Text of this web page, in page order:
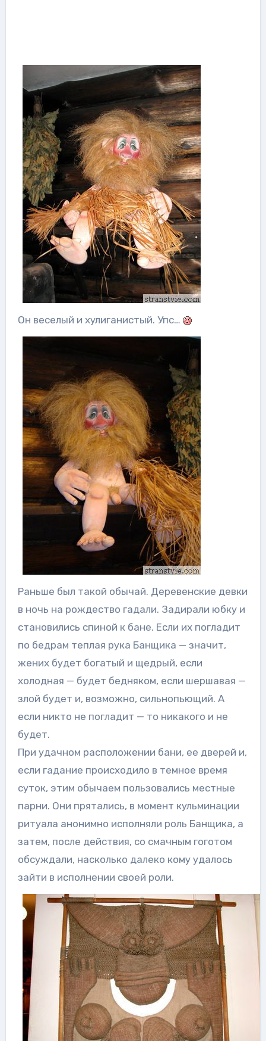
Он веселый и хулиганистый. Упс…
Раньше был такой обычай. Деревенские девки
в ночь на рождество гадали. Задирали юбку и
становились спиной к бане. Если их погладит
по бедрам теплая рука Банщика — значит,
жених будет богатый и щедрый, если
холодная — будет бедняком, если шершавая —
злой будет и, возможно, сильнопьющий. А
если никто не погладит — то никакого и не
будет.
При удачном расположении бани, ее дверей и,
если гадание происходило в темное время
суток, этим обычаем пользовались местные
парни. Они прятались, в момент кульминации
ритуала анонимно исполняли роль Банщика, а
затем, после действия, со смачным гоготом
обсуждали, насколько далеко кому удалось
зайти в исполнении своей роли.